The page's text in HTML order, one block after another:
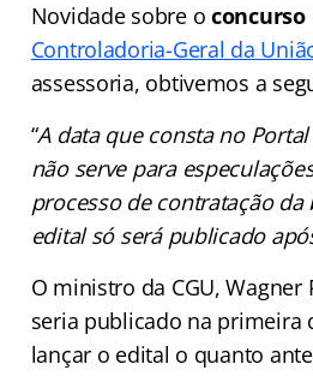
Novidade sobre oconcurso
Controladoria-Geral da
assessoria, obtivemos a
“A data que consta no
não serve para
processo de contratação
edital só será publicado
O ministro da CGU,
seria publicado na primeira
lançar o edital o quanto